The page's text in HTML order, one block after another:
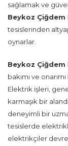
sağlamak ve
Beykoz
tesislerinden
oynarlar.
Beykoz
bakımı ve
Elektrik işleri,
karmaşık bir
deneyimli bir
tesislerde
elektrikçiler